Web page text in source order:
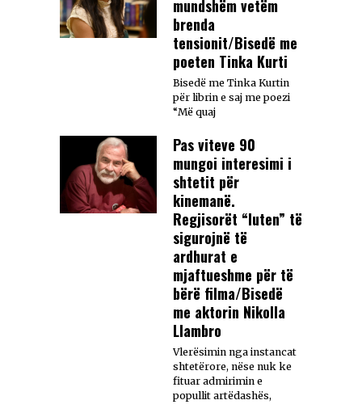
mundshëm vetëm
brenda
tensionit/Bisedë me
poeten Tinka Kurti
Bisedë me Tinka Kurtin
për librin e saj me poezi
“Më quaj
Pas viteve 90
mungoi interesimi i
shtetit për
kinemanë.
Regjisorët “luten” të
sigurojnë të
ardhurat e
mjaftueshme për të
bërë filma/Bisedë
me aktorin Nikolla
Llambro
Vlerësimin nga instancat
shtetërore, nëse nuk ke
fituar admirimin e
popullit artëdashës,